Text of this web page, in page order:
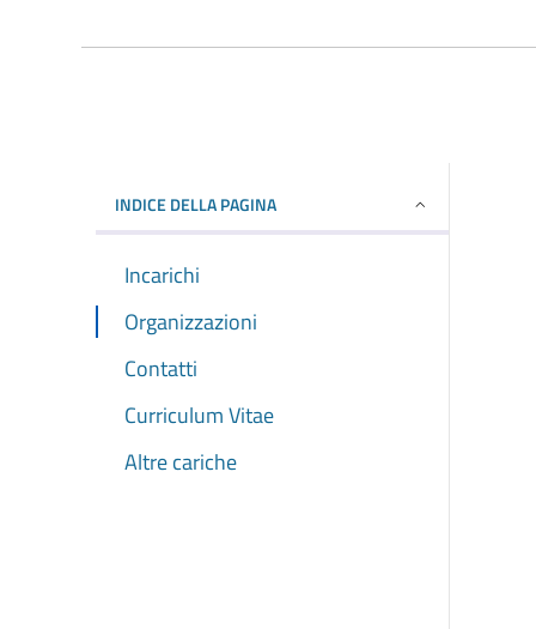
INDICE DELLA PAGINA
Incarichi
Organizzazioni
Contatti
Curriculum Vitae
Altre cariche